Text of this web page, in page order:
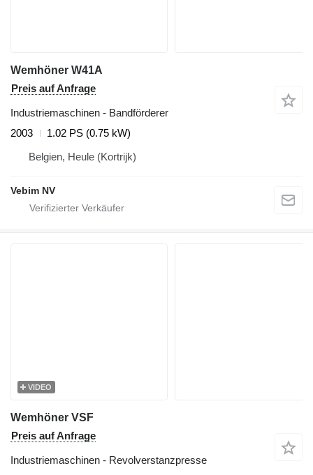
Wemhöner W41A
Preis auf Anfrage
Industriemaschinen - Bandförderer
2003
1.02 PS (0.75 kW)
Belgien, Heule (Kortrijk)
Vebim NV
VIDEO
Wemhöner VSF
Preis auf Anfrage
Industriemaschinen - Revolverstanzpresse